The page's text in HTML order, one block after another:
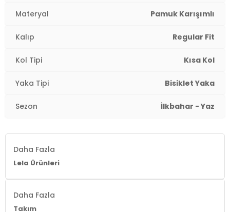
4DY16212008.112
Materyal Pamuk Karışımlı
Kalıp Regular Fit
Kol Tipi Kısa Kol
Yaka Tipi Bisiklet Yaka
Sezon İlkbahar - Yaz
Daha Fazla
Lela Ürünleri
Daha Fazla
Takım